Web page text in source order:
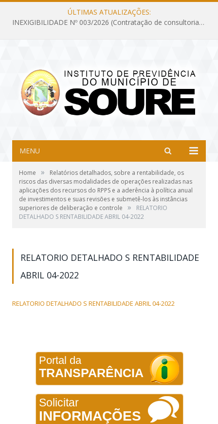
ÚLTIMAS ATUALIZAÇÕES:
INEXIGIBILIDADE Nº 003/2026 (Contratação de consultoria previdenciária com finalidade de obtenção do CRP, confecção dos demonstrativos previdenciários DAIR, DIPR e DPIN, preparar e alimentar o CADPREV, em atendimento às demandas do Instituto de Previdência dos Servidores do Município de Soure – IPSMS, por um período de 10 (dez) meses)
MENU
Home »
Relatórios detalhados, sobre a rentabilidade, os
riscos das diversas modalidades de operações realizadas nas
aplicações dos recursos do RPPS e a aderência à política anual
de investimentos e suas revisões e submetê-los às instâncias
superiores de deliberação e controle
»
RELATORIO
DETALHADO S RENTABILIDADE ABRIL 04-2022
RELATORIO DETALHADO S RENTABILIDADE
ABRIL 04-2022
RELATORIO DETALHADO S RENTABILIDADE ABRIL 04-2022
Portal da
TRANSPARÊNCIA
Solicitar
INFORMAÇÕES